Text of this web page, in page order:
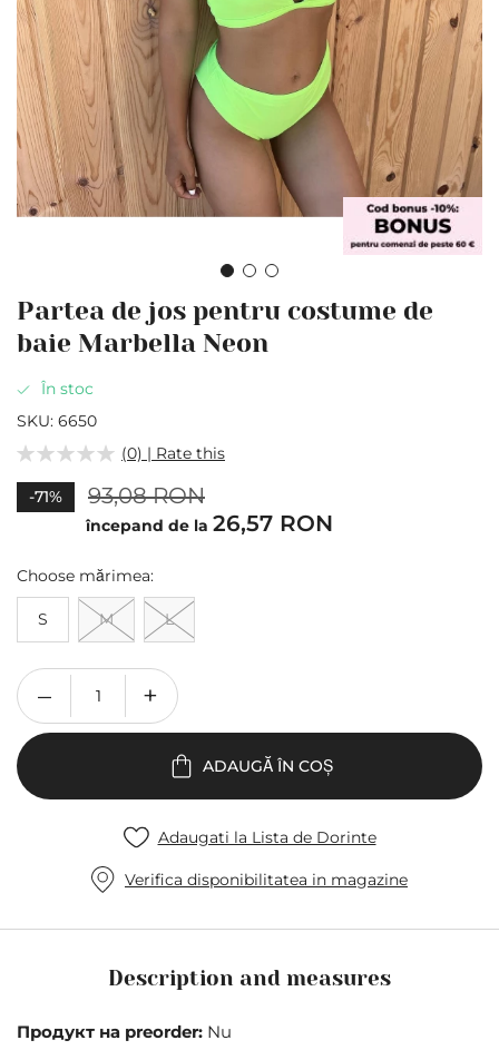
to
the
of
the
gallery
Partea de jos pentru costume de
baie Marbella Neon
În stoc
SKU 6650
(0) | Rate this
-71%
începand de la 26,57 RON
93,08 RON
Choose mărimea
S M L
ADAUGĂ ÎN COȘ
Adaugati la Lista de Dorinte
Verifica disponibilitatea in magazine
Description and measures
Продукт на preorder: Nu